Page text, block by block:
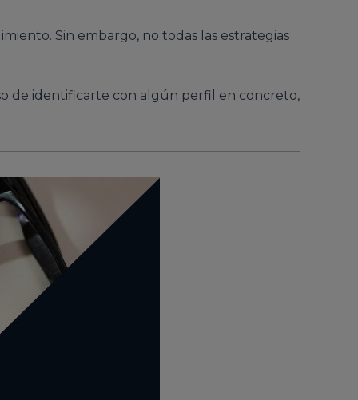
Sin embargo, no todas las estrategias
de identificarte con algún perfil en concreto,